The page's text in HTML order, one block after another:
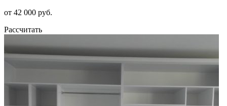
от 42 000 руб.
Рассчитать